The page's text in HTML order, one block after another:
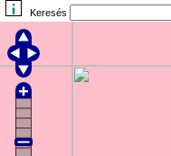
Keresés